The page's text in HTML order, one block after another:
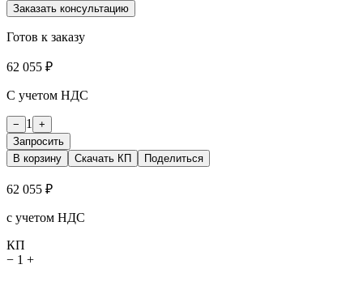
Заказать консультацию
Готов к заказу
62 055 ₽
С учетом НДС
− 1
+
Запросить
В корзину
Скачать КП Поделиться
62 055 ₽
с учетом НДС
КП
− 1 +